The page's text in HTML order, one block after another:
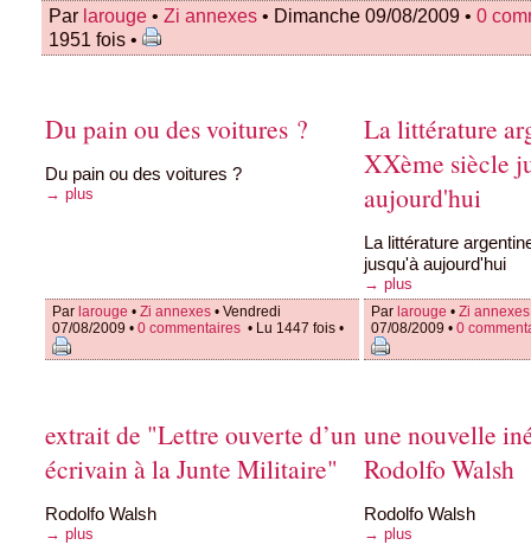
Par larouge • Zi annexes • Dimanche 09/08/2009 • 0
1951 fois •
Du pain ou des voitures ?
Du pain ou des voitures ?
→ plus
La littérature
XXème siècle
aujourd'hui
La littérature
jusqu'à aujourd'hui
→ plus
Par larouge • Zi annexes • Vendredi
07/08/2009 • 0 commentaires • Lu 1447 fois •
Par larouge • Zi annexes
07/08/2009 • 0
extrait de "Lettre ouverte d’un
écrivain à la Junte Militaire"
Rodolfo Walsh
→ plus
une nouvelle
Rodolfo Walsh
Rodolfo Walsh
→ plus